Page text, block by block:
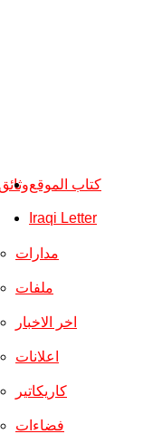
مدارات
ملفات
اخر الاخبار
اعلانات
كاريكاتير
فضاءات
كتاب الموقع
Iraqi Letter